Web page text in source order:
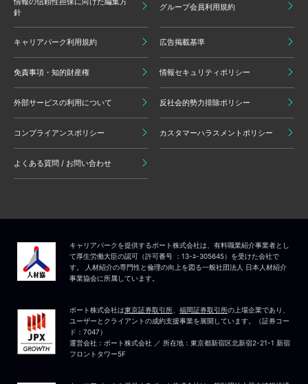
針
グループ会員利用規約
キャリアパーク利用規約 広告掲載基準
免責事項・知的財産権 情報セキュリティポリシー
外部サービスの利用について 反社会的勢力排除ポリシー
コンプライアンスポリシー カスタマーハラスメントポリシー
よくある質問 / お問い合わせ